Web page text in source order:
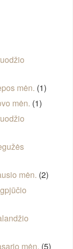
mėn. (1)
mėn. (1)
mėn. (2)
mėn. (5)